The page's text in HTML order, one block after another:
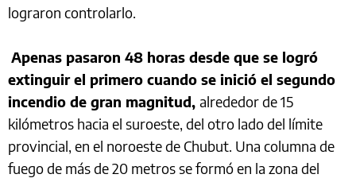
lograron controlarlo.
Apenas pasaron 48 horas desde que se logró
extinguir el primero cuando se inició el segundo
incendio de gran magnitud, alrededor de 15
kilómetros hacia el suroeste, del otro lado del límite
provincial, en el noroeste de Chubut. Una columna de
fuego de más de 20 metros se formó en la zona del